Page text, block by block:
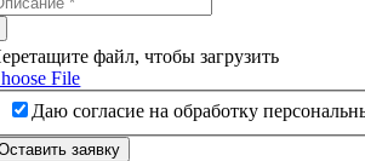
файл, чтобы загрузить
File
Даю согласие на обработку
заявку